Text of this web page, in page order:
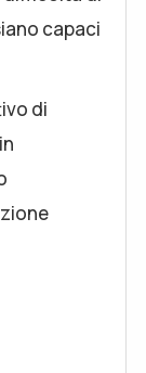
capaci
di